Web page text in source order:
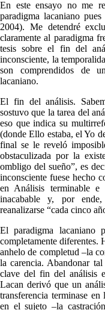
En este ensayo no me
paradigma lacaniano
2004). Me detendré
claramente al paradigma
tesis sobre el fin del
inconsciente, la
son comprendidos de
lacaniano.
El fin del análisis.
sostuvo que la tarea del
eso que indica su
(donde Ello estaba, el Yo
final se le reveló
obstaculizada por la
ombligo del sueño”, es
inconsciente fuese hecho
en Análisis terminable e
inacabable y, por
reanalizarse “cada cinco
El paradigma lacaniano
completamente diferentes.
anhelo de completud –la
la carencia. Abandonar
clave del fin del análisis
Lacan derivó que un
transferencia terminase
en el sujeto –la